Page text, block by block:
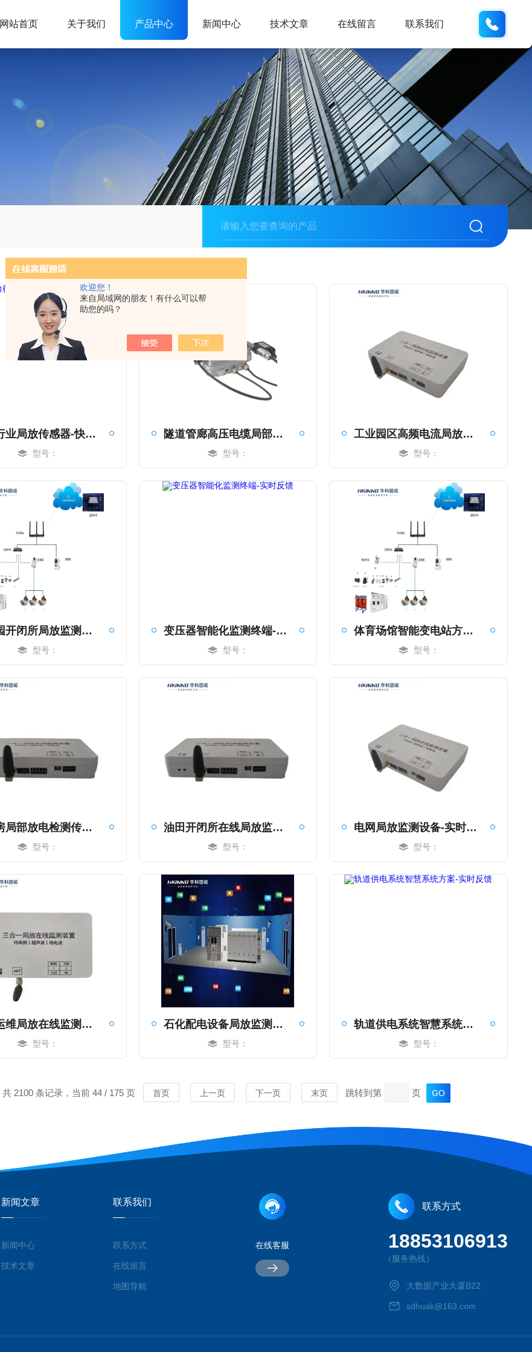
欢迎您！
来自局域网的朋友！有什么可以帮
助您的吗？
网站首页 关于我们 产品中心 新闻中心 技术文章 在线留言 联系我们
电力行业局放传感器-快速响应
型号：
隧道管廊高压电缆局部放电监测装置-设备
型号：
工业园区高频电流局放传感器-实时反馈
型号：
物流园开闭所局放监测系统-实时反馈
型号：
变压器智能化监测终端-实时反馈
型号：
体育场馆智能变电站方案-实时反馈
型号：
配电房局部放电检测传感器-实时反馈
型号：
油田开闭所在线局放监测-实时反馈
型号：
电网局放监测设备-实时反馈
型号：
电网运维局放在线监测装置-实时反馈
型号：
MORE
石化配电设备局放监测系统-实时反馈
型号：
轨道供电系统智慧系统方案-实时反馈
型号：
MORE
共 2100 条记录，当前 44 / 175 页 首页 上一页 下一页 末页 跳转到第 页
新闻文章
新闻中心
技术文章
联系我们
联系方式
在线留言
地图导航
在线客服
联系方式
18853106913
（服务热线）
大数据产业大厦B22
sdhuak@163.com